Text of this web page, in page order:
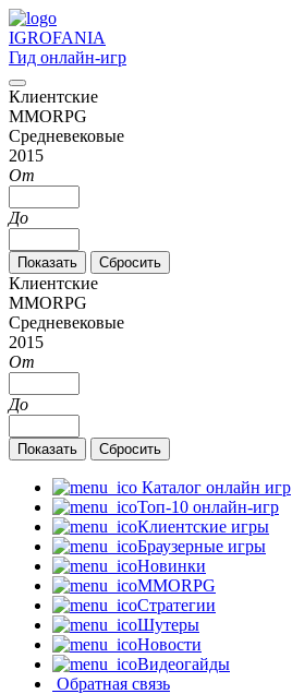
IGROFANIA
Гид онлайн-игр
Клиентские
MMORPG
Средневековые
2015
От
До
Клиентские
MMORPG
Средневековые
2015
От
До
Каталог онлайн игр
Топ-10 онлайн-игр
Клиентские игры
Браузерные игры
Новинки
MMORPG
Стратегии
Шутеры
Новости
Видеогайды
Обратная связь